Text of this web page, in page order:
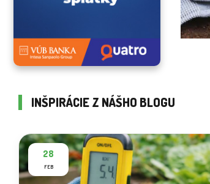
INŠPIRÁCIE Z NÁŠHO BLOGU
28
FEB